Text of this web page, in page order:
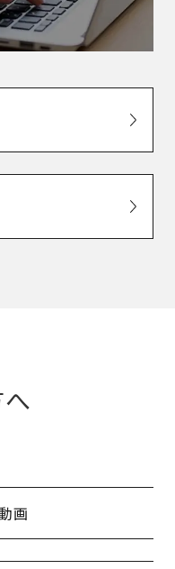
画